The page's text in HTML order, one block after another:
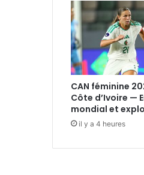
CAN féminine
Côte d’Ivoire —
mondial et
il y a 4 heures